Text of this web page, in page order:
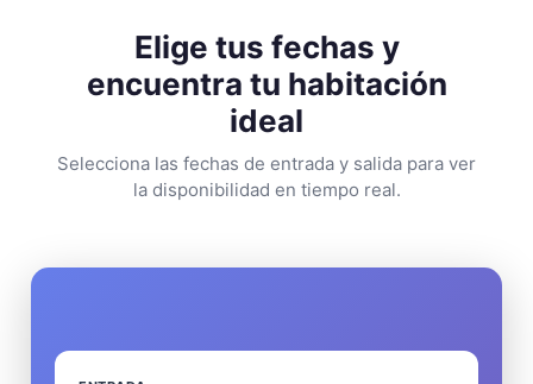
Elige tus fechas y
encuentra tu habitación
ideal
Selecciona las fechas de entrada y salida para ver
la disponibilidad en tiempo real.